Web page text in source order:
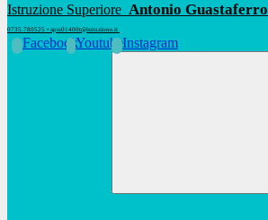
Istruzione Superiore Antonio Guastaferro
0735.780525 • apis01400t@istruzione.it
FacebookYoutubeInstagram